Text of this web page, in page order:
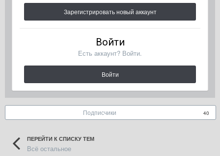
Зарегистрировать новый аккаунт
Войти
Есть аккаунт? Войти.
Войти
Подписчики 40
ПЕРЕЙТИ К СПИСКУ ТЕМ
Всё остальное